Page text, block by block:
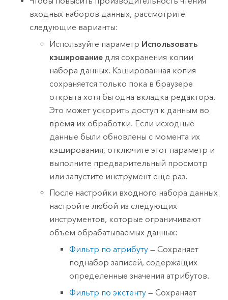
входных наборов данных, рассмотрите
следующие варианты:
Используйте параметр Использовать
кэширование для сохранения копии
набора данных. Кэшированная копия
сохраняется только пока в браузере
открыта хотя бы одна вкладка редактора.
Это может ускорить доступ к данным во
время их обработки. Если исходные
данные были обновлены с момента их
кэширования, отключите этот параметр и
выполните предварительный просмотр
или запустите инструмент еще раз.
После настройки входного набора данных
настройте любой из следующих
инструментов, которые ограничивают
объем обрабатываемых данных:
Фильтр по атрибуту— Сохраняет
поднабор записей, содержащих
определенные значения атрибутов.
Фильтр по экстенту— Сохраняет